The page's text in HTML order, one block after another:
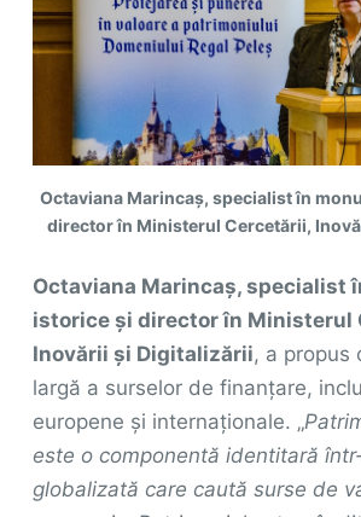
Octaviana Marincaș, specialist în
director în Ministerul Cercetării,
Octaviana Marincaș, specialist
istorice și director în Ministerul
Inovării și Digitalizării, a propus
largă a surselor de finanțare,
europene și internaționale. „
este o componentă identitară
globalizată care caută surse de